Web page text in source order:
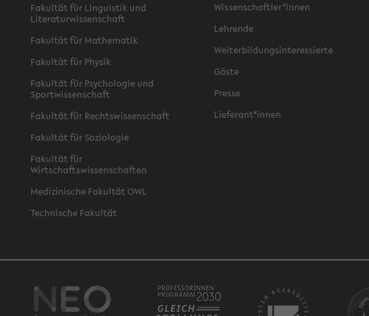
Fakultät für Linguistik und
Literaturwissenschaft
Fakultät für Mathematik
Fakultät für Physik
Fakultät für Psychologie und
Sportwissenschaft
Fakultät für Rechtswissenschaft
Fakultät für Soziologie
Fakultät für
Wirtschaftswissenschaften
Medizinische Fakultät OWL
Technische Fakultät
Wissenschaftler*innen
Lehrende
Weiterbildungsinteressierte
Gäste
Presse
Lieferant*innen